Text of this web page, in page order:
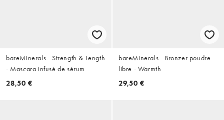
bareMinerals - Strength & Length
- Mascara infusé de sérum
28,50 €
bareMinerals - Bronzer poudre
libre - Warmth
29,50 €